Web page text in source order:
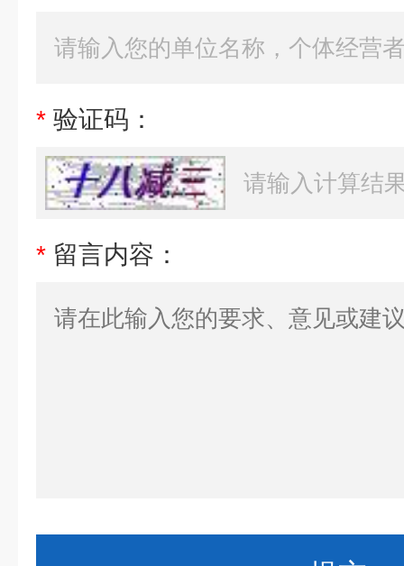
* 验证码：
* 留言内容：